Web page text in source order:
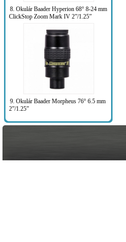
8. Okulár Baader Hyperion 68° 8-24 mm
ClickStop Zoom Mark IV 2”/1.25”
9. Okulár Baader Morpheus 76° 6.5 mm
2”/1.25”